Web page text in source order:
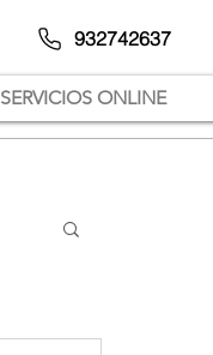
932742637
SERVICIOS ONLINE